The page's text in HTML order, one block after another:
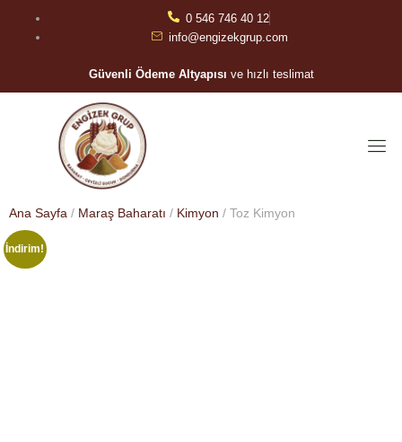
0 546 746 40 12
info@engizekgrup.com
Güvenli Ödeme Altyapısı ve hızlı teslimat
Ana Sayfa / Maraş Baharatı / Kimyon / Toz Kimyon
İndirim!